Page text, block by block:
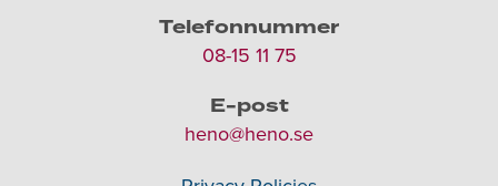
Telefonnummer
08-15 11 75
E-post
heno@heno.se